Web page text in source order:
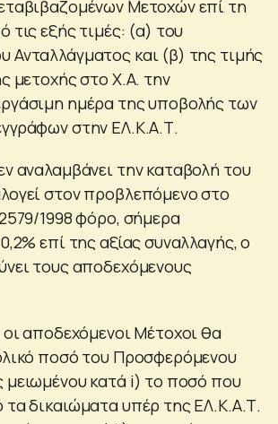
Μετοχών επί τη
τις εξής τιμές: (α) του
Ανταλλάγματος και (β) της τιμής
μετοχής στο Χ.Α. την
ημέρα της υποβολής των
στην ΕΛ.Κ.Α.Τ.
αναλαμβάνει την καταβολή του
στον προβλεπόμενο στο
1998 φόρο, σήμερα
επί της αξίας συναλλαγής, ο
τους αποδεχόμενους
οι αποδεχόμενοι Μέτοχοι θα
ποσό του Προσφερόμενου
μειωμένου κατά i) το ποσό που
δικαιώματα υπέρ της ΕΛ.Κ.Α.Τ.